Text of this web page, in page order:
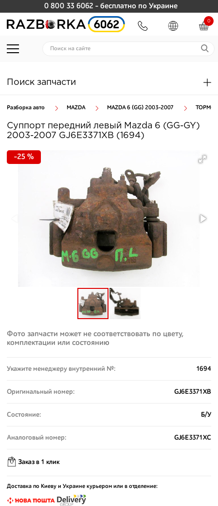
0 800 33 6062 - бесплатно по Украине
0
Поиск запчасти
Разборка авто MAZDA MAZDA 6 (GG) 2003-2007
Суппорт передний левый Mazda 6 (GG-GY)
2003-2007 GJ6E3371XB (1694)
-25 %
Фото запчасти может не соответствовать по цвету,
комплектации или состоянию
Укажите менеджеру внутренний №: 1694
Оригинальный номер: GJ6E3371XB
Состояние: Б/У
Аналоговый номер: GJ6E3371XC
Заказ в 1 клик
Доставка по Киеву и Украине курьером или в отделение: